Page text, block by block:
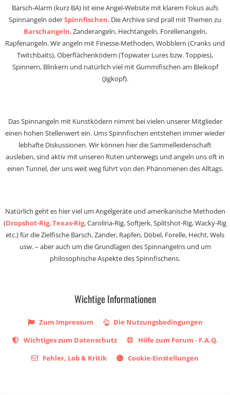
Barsch-Alarm (kurz BA) ist eine Angel-Website mit klarem Fokus aufs
Spinnangeln oderSpinnfischen. Die Archive sind prall mit Themen zu
Barschangeln, Zanderangeln, Hechtangeln, Forellenangeln,
Rapfenangeln. Wir angeln mit Finesse-Methoden, Wobblern (Cranks und
Twitchbaits), Oberflächenködern (Topwater Lures bzw. Toppies),
Spinnern, Blinkern und natürlich viel mit Gummifischen am Bleikopf
(Jigkopf).
Das Spinnangeln mit Kunstködern nimmt bei vielen unserer Mitglieder
einen hohen Stellenwert ein. Ums Spinnfischen entstehen immer wieder
lebhafte Diskussionen. Wir können hier die Sammelleidenschaft
ausleben, sind aktiv mit unseren Ruten unterwegs und angeln uns oft in
einen Tunnel, der uns weit weg führt von den Phänomenen des Alltags.
Natürlich geht es hier viel um Angelgeräte und amerikanische Methoden
(Dropshot-Rig,Texas-Rig, Carolina-Rig, Softjerk, Splitshot-Rig, Wacky-Rig
etc.) für die Zielfische Barsch, Zander, Rapfen, Döbel, Forelle, Hecht, Wels
usw. – aber auch um die Grundlagen des Spinnangelns und um
philosophische Aspekte des Spinnfischens.
Wichtige Informationen
Zum Impressum
Die Nutzungsbedingungen
Wichtiges zum Datenschutz
Hilfe zum Forum - F.A.Q.
Fehler, Lob & Kritik
Cookie-Einstellungen